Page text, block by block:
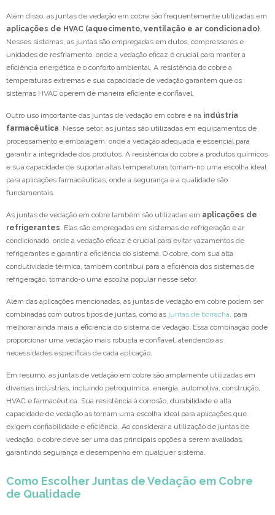
Além disso, as juntas de vedação em cobre são frequentemente utilizadas em
aplicações de HVAC (aquecimento, ventilação e ar condicionado).
Nesses sistemas, as juntas são empregadas em dutos, compressores e
unidades de resfriamento, onde a vedação eficaz é crucial para manter a
eficiência energética e o conforto ambiental. A resistência do cobre a
temperaturas extremas e sua capacidade de vedação garantem que os
sistemas HVAC operem de maneira eficiente e confiável.
Outro uso importante das juntas de vedação em cobre é na indústria
farmacêutica. Nesse setor, as juntas são utilizadas em equipamentos de
processamento e embalagem, onde a vedação adequada é essencial para
garantir a integridade dos produtos. A resistência do cobre a produtos químicos
e sua capacidade de suportar altas temperaturas tornam-no uma escolha ideal
para aplicações farmacêuticas, onde a segurança e a qualidade são
fundamentais.
As juntas de vedação em cobre também são utilizadas em aplicações de
refrigerantes. Elas são empregadas em sistemas de refrigeração e ar
condicionado, onde a vedação eficaz é crucial para evitar vazamentos de
refrigerantes e garantir a eficiência do sistema. O cobre, com sua alta
condutividade térmica, também contribui para a eficiência dos sistemas de
refrigeração, tornando-o uma escolha popular nesse setor.
Além das aplicações mencionadas, as juntas de vedação em cobre podem ser
combinadas com outros tipos de juntas, como as juntas de borracha, para
melhorar ainda mais a eficiência do sistema de vedação. Essa combinação pode
proporcionar uma vedação mais robusta e confiável, atendendo às
necessidades específicas de cada aplicação.
Em resumo, as juntas de vedação em cobre são amplamente utilizadas em
diversas indústrias, incluindo petroquímica, energia, automotiva, construção,
HVAC e farmacêutica. Sua resistência à corrosão, durabilidade e alta
capacidade de vedação as tornam uma escolha ideal para aplicações que
exigem confiabilidade e eficiência. Ao considerar a utilização de juntas de
vedação, o cobre deve ser uma das principais opções a serem avaliadas,
garantindo segurança e desempenho em qualquer sistema.
Como Escolher Juntas de Vedação em Cobre
de Qualidade